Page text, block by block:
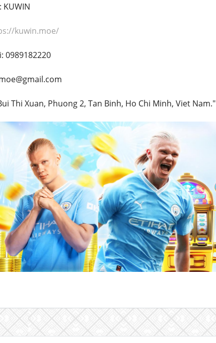
kuwin.moe/
0989182220
Thi Xuan, Phuong 2, Tan Binh, Ho Chi Minh, Viet Nam."